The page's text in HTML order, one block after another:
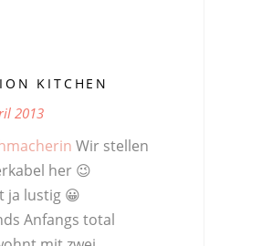
KITCHEN
2013
Wir stellen
her 😉
ja lustig 😀
Anfangs total